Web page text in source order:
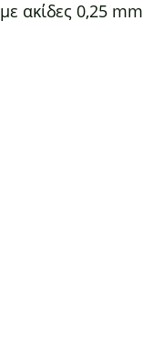
με ακίδες 0,25 mm